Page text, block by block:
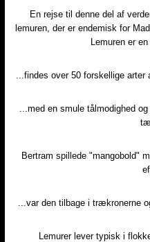
En rejse til denne del af
lemuren, der er endemisk for
Lemuren er en
...findes over 50 forskellige
...med en smule tålmodighed
Bertram spillede "mangobold"
...var den tilbage i trækronerne
Lemurer lever typisk i